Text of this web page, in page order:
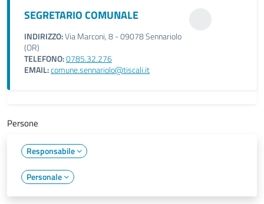
SEGRETARIO COMUNALE
INDIRIZZO:Via Marconi, 8 - 09078 Sennariolo
(OR)
TELEFONO:0785.32.276
EMAIL:comune.sennariolo@tiscali.it
Persone
Responsabile
Personale